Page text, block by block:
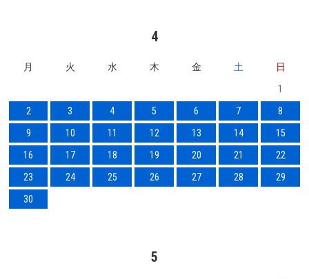
4
月 火 水 木 金 土
日
1
2
3 4 5 6 7
8
9
10 11 12 13 14
15
16
17 18 19 20 21
22
23
24 25 26 27 28
29
30
5